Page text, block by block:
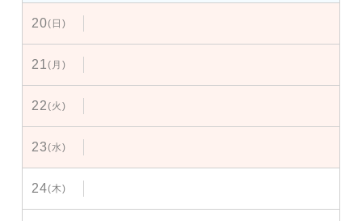
20(日)
21(月)
22(火)
23(水)
24(木)